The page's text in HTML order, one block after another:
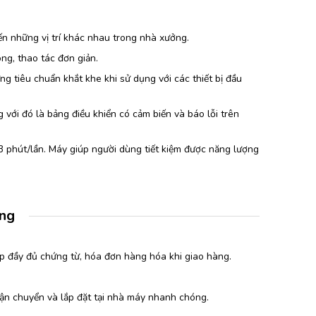
những vị trí khác nhau trong nhà xưởng.
thao tác đơn giản.
tiêu chuẩn khắt khe khi sử dụng với các thiết bị đầu
đó là bảng điều khiển có cảm biến và báo lỗi trên
lần. Máy giúp người dùng tiết kiệm được năng lượng
đầy đủ chứng từ, hóa đơn hàng hóa khi giao hàng.
chuyển và lắp đặt tại nhà máy nhanh chóng.